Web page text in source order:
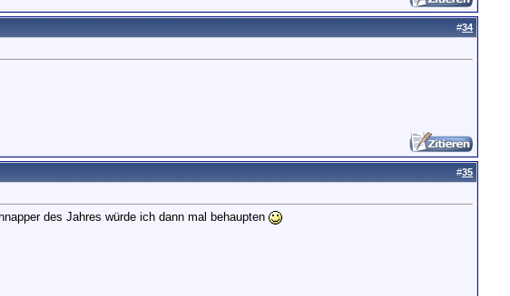
#34
#35
des Jahres würde ich dann mal behaupten